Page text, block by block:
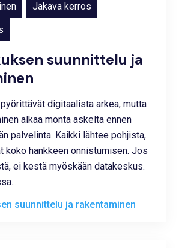
suunnittelu ja
Jakava kerros
digitaalista arkea, mutta
alkaa monta askelta ennen
palvelinta. Kaikki lähtee pohjista,
koko hankkeen onnistumisen. Jos
ei kestä myöskään datakeskus.